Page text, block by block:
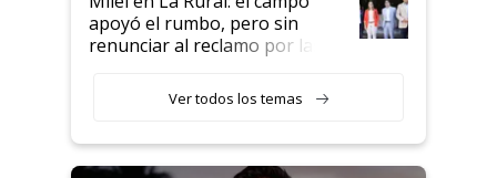
apoyó el rumbo, pero sin
renunciar al reclamo por las
Ver todos los temas